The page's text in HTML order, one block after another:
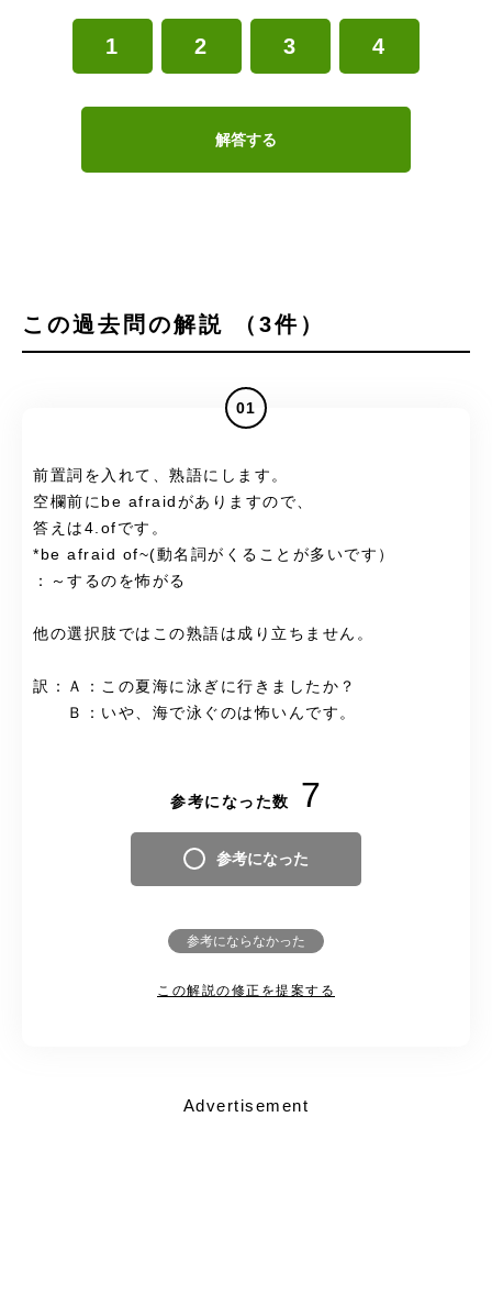
1 2 3 4
解答する
この過去問の解説 （3件）
01
前置詞を入れて、熟語にします。
空欄前にbe afraidがありますので、
答えは4.ofです。
*be afraid of~(動名詞がくることが多いです）
：～するのを怖がる
他の選択肢ではこの熟語は成り立ちません。
訳：Ａ：この夏海に泳ぎに行きましたか？
Ｂ：いや、海で泳ぐのは怖いんです。
参考になった数 7
参考になった
参考にならなかった
この解説の修正を提案する
Advertisement